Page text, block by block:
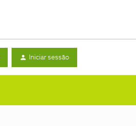
Iniciar sessão